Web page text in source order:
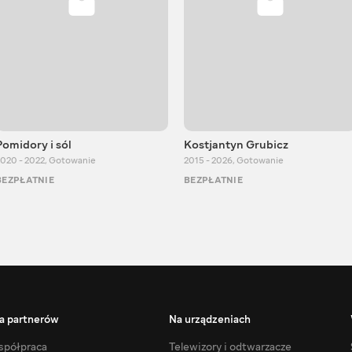
i sól
- 2022, Gotowanie
Kostjantyn Grubicz
2015 - 2026, Gotowanie
BEZPŁATNIE
partnerów
Na urządzeniach
Telewizory i odtwarzacze